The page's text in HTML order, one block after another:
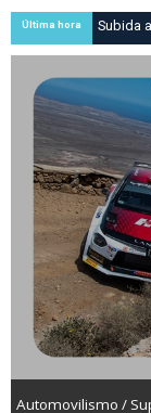
Última hora
Subida
Brito y
a
Automovilismo /